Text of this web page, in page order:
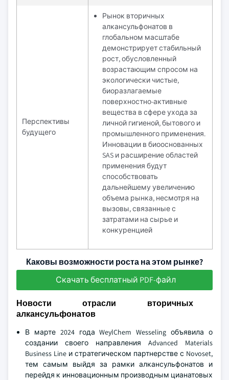
Перспективы
будущего
Рынок вторичных
алкансульфонатов в
глобальном масштабе
демонстрирует стабильный
рост, обусловленный
возрастающим спросом на
экологически чистые,
биоразлагаемые
поверхностно-активные
вещества в сфере ухода за
личной гигиеной, бытового и
промышленного применения.
Инновации в биооснованных
SAS и расширение областей
применения будут
способствовать
дальнейшему увеличению
объема рынка, несмотря на
вызовы, связанные с
затратами на сырье и
конкуренцией
Каковы возможности роста на этом рынке?
Скачать бесплатный PDF-файл
Новости отрасли вторичных
алкансульфонатов
В марте 2024 года WeylChem Wesseling объявила о
создании своего направления Advanced Materials
Business Line и стратегическом партнерстве с Novoset,
тем самым выйдя за рамки алкансульфонатов и
перейдя к инновационным производным цианатовых